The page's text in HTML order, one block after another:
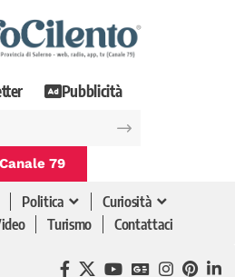
Pubblicità
Canale 79
Politica
Curiosità
Turismo Contattaci